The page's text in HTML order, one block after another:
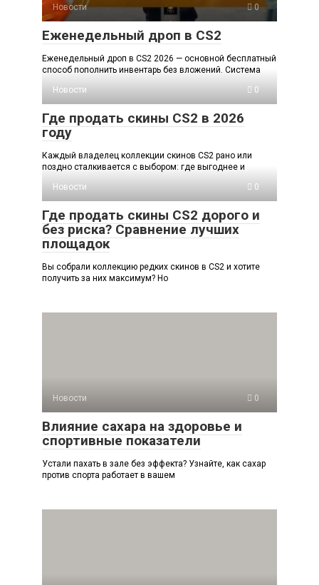
Новости 0
Еженедельный дроп в CS2
Еженедельный дроп в CS2 2026 — основной бесплатный
способ пополнить инвентарь без вложений. Система
Новости
0
Где продать скины CS2 в 2026
году
Каждый владелец коллекции скинов CS2 рано или
поздно сталкивается с выбором: где выгоднее и
Новости
0
Где продать скины CS2 дорого и
без риска? Сравнение лучших
площадок
Вы собрали коллекцию редких скинов в CS2 и хотите
получить за них максимум? Но
Новости 0
Влияние сахара на здоровье и
спортивные показатели
Устали пахать в зале без эффекта? Узнайте, как сахар
против спорта работает в вашем